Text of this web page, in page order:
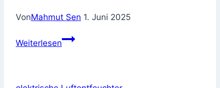
VonMahmut Sen 1. Juni 2025
WeiterlesenWie